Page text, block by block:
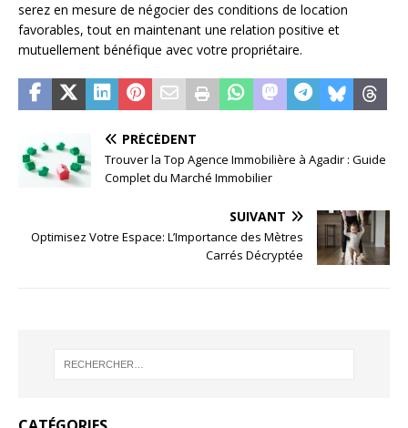
serez en mesure de négocier des conditions de location
favorables, tout en maintenant une relation positive et
mutuellement bénéfique avec votre propriétaire.
PRÉCÉDENT
Trouver la Top Agence Immobilière à Agadir : Guide
Complet du Marché Immobilier
SUIVANT
Optimisez Votre Espace: L’Importance des Mètres
Carrés Décryptée